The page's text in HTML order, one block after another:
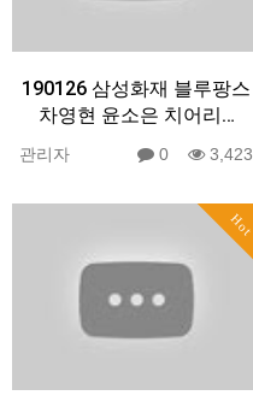
190126 삼성화재 블루팡스
차영현 윤소은 치어리…
관리자 0 3,423
Hot